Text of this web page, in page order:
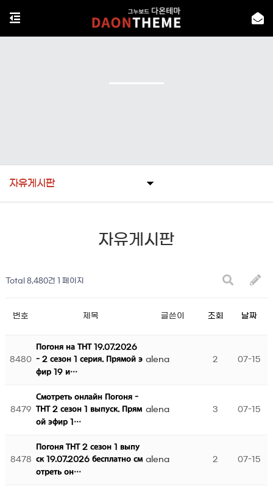
자유게시판
자유게시판
Total 8,480건 1 페이지
번호 제목 글쓴이 조회 날짜
8480
Погоня на ТНТ 19.07.2026
- 2 сезон 1 серия. Прямой э
фир 19 и…
alena 2 07-15
8479
Смотреть онлайн Погоня -
ТНТ 2 сезон 1 выпуск. Прям
ой эфир 1…
alena 3 07-15
8478
Погоня ТНТ 2 сезон 1 выпу
ск 19.07.2026 бесплатно см
отреть он…
alena 2 07-15